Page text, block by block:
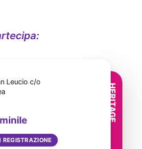
Leucio c/o
REGISTRAZIONE